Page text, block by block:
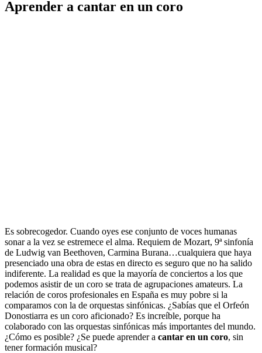
Aprender a cantar en un coro
Es sobrecogedor. Cuando oyes ese conjunto de voces humanas
sonar a la vez se estremece el alma. Requiem de Mozart, 9ª sinfonía
de Ludwig van Beethoven, Carmina Burana…cualquiera que haya
presenciado una obra de estas en directo es seguro que no ha salido
indiferente. La realidad es que la mayoría de conciertos a los que
podemos asistir de un coro se trata de agrupaciones amateurs. La
relación de coros profesionales en España es muy pobre si la
comparamos con la de orquestas sinfónicas. ¿Sabías que el Orfeón
Donostiarra es un coro aficionado? Es increíble, porque ha
colaborado con las orquestas sinfónicas más importantes del mundo.
¿Cómo es posible? ¿Se puede aprender a cantar en un coro, sin
tener formación musical?